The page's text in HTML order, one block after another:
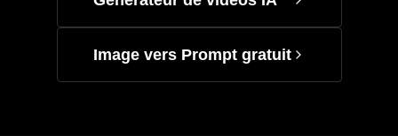
Image vers Prompt gratuit